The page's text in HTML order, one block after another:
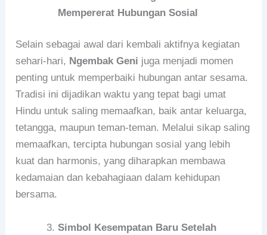
Mempererat Hubungan Sosial
Selain sebagai awal dari kembali aktifnya kegiatan
sehari-hari, Ngembak Geni juga menjadi momen
penting untuk memperbaiki hubungan antar sesama.
Tradisi ini dijadikan waktu yang tepat bagi umat
Hindu untuk saling memaafkan, baik antar keluarga,
tetangga, maupun teman-teman. Melalui sikap saling
memaafkan, tercipta hubungan sosial yang lebih
kuat dan harmonis, yang diharapkan membawa
kedamaian dan kebahagiaan dalam kehidupan
bersama.
Simbol Kesempatan Baru Setelah